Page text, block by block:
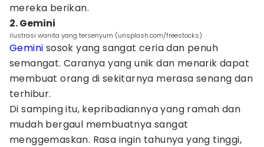
mereka berikan.
2. Gemini
ilustrasi wanita yang tersenyum (unsplash.com/freestocks)
Gemini sosok yang sangat ceria dan penuh
semangat. Caranya yang unik dan menarik dapat
membuat orang di sekitarnya merasa senang dan
terhibur.
Di samping itu, kepribadiannya yang ramah dan
mudah bergaul membuatnya sangat
menggemaskan. Rasa ingin tahunya yang tinggi,